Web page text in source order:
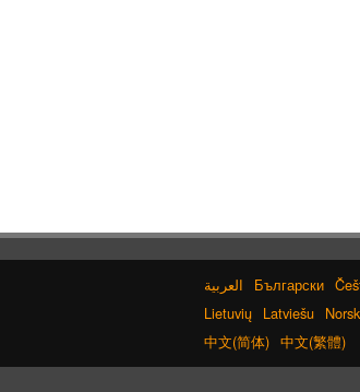
Български
Lietuvių Latviešu
中文(简体) 中文(繁體)